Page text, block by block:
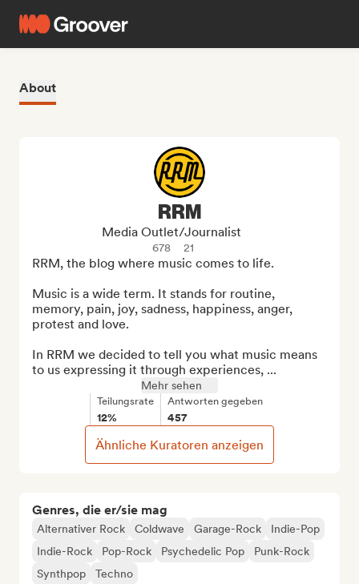
About
Genres, die er/sie mag
Alternativer Rock Coldwave Garage-Rock
Indie-Pop
Indie-Rock
Pop-Rock Psychedelic Pop
Punk-Rock
Synthpop
Techno
RRM
Media Outlet/Journalist
678 21
RRM, the blog where music comes to life.
Music is a wide term. It stands for routine,
memory, pain, joy, sadness, happiness, anger,
protest and love.
In RRM we decided to tell you what music means
to us expressing it through experiences, ...
Mehr sehen
Teilungsrate
12%
Antworten gegeben
457
Ähnliche Kuratoren anzeigen